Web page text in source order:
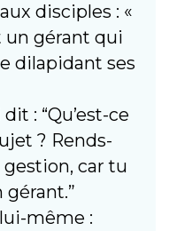
disciples : «
un gérant qui
dilapidant ses
: “Qu’est-ce
? Rends-
car tu
même :